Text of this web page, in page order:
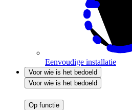
Eenvoudige installatie
Voor wie is het bedoeld
Voor wie is het bedoeld
Op functie